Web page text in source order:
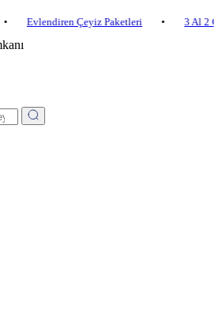
Çeyiz Paketleri • 3 Al 2 Öde •